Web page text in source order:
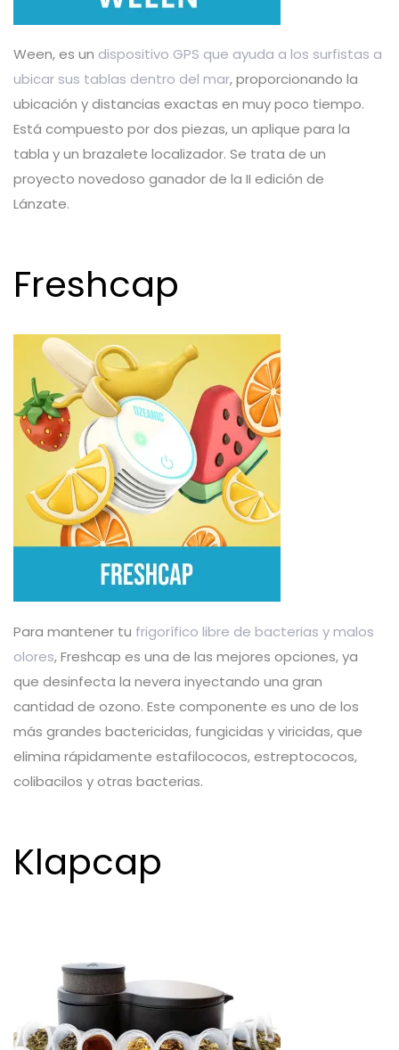
Ween, es un dispositivo GPS que ayuda a los surfistas a
ubicar sus tablas dentro del mar, proporcionando la
ubicación y distancias exactas en muy poco tiempo.
Está compuesto por dos piezas, un aplique para la
tabla y un brazalete localizador. Se trata de un
proyecto novedoso ganador de la II edición de
Lánzate.
Freshcap
Para mantener tu frigorífico libre de bacterias y malos
olores, Freshcap es una de las mejores opciones, ya
que desinfecta la nevera inyectando una gran
cantidad de ozono. Este componente es uno de los
más grandes bactericidas, fungicidas y viricidas, que
elimina rápidamente estafilococos, estreptococos,
colibacilos y otras bacterias.
Klapcap